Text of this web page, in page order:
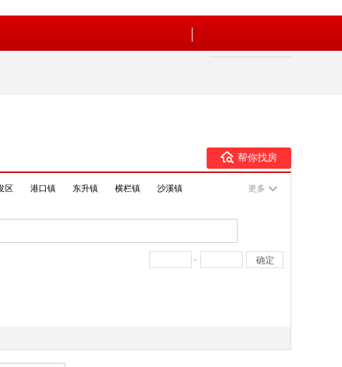
帮你找房
区 港口镇 东升镇 横栏镇
沙溪镇
更多
-